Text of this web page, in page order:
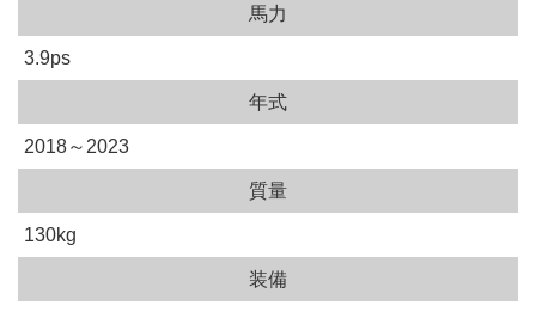
馬力
3.9ps
年式
2018～2023
質量
130kg
装備